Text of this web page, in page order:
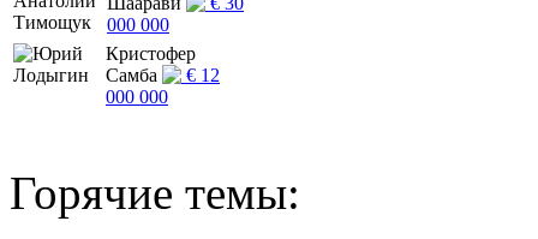
000 000
Кристофер
Самба
€ 12
000 000
Горячие темы: